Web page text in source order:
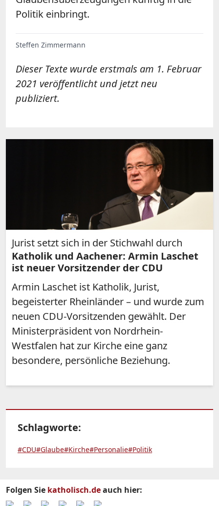
Politik einbringt.
Steffen Zimmermann
Dieser Texte wurde erstmals am 1. Februar
2021 veröffentlicht und jetzt neu
publiziert.
Jurist setzt sich in der Stichwahl durch
Katholik und Aachener: Armin Laschet
ist neuer Vorsitzender der CDU
Armin Laschet ist Katholik, Jurist,
begeisterter Rheinländer – und wurde zum
neuen CDU-Vorsitzenden gewählt. Der
Ministerpräsident von Nordrhein-
Westfalen hat zur Kirche eine ganz
besondere, persönliche Beziehung.
Schlagworte:
#CDU#Glaube#Kirche#Personalie#Politik
Folgen Sie katholisch.deauch hier: